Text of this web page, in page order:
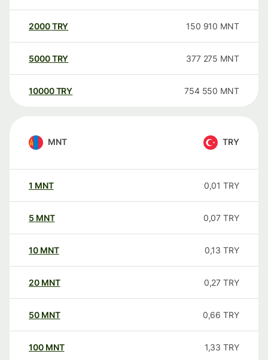
2000TRY 150 910 MNT
5000TRY 377 275 MNT
10000 TRY 754 550 MNT
MNT TRY
1 MNT 0,01 TRY
5 MNT 0,07 TRY
10 MNT 0,13 TRY
20 MNT 0,27 TRY
50 MNT 0,66 TRY
100 MNT 1,33 TRY